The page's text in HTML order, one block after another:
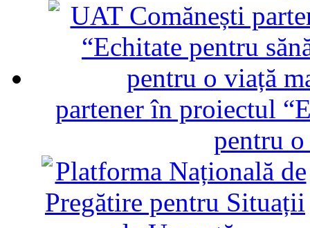
partener în proiectul
pentru